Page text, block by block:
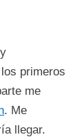
primeros
me
. Me
llegar.